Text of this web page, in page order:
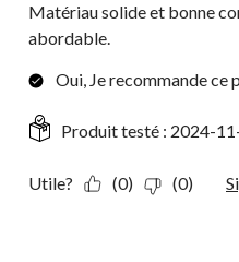
Matériau solide et bonne
abordable.
Oui, Je recommande ce
Produit testé : 2024-
Utile? (0) (0)